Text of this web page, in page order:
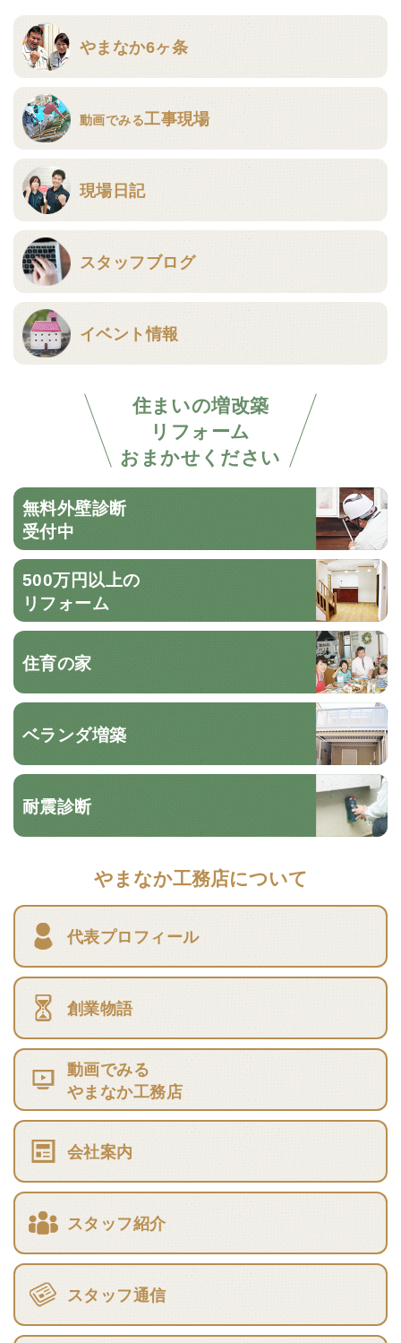
やまなか6ヶ条
動画でみる工事現場
現場日記
スタッフブログ
イベント情報
住まいの増改築
リフォーム
おまかせください
無料外壁診断
受付中
500万円以上の
リフォーム
住育の家
ベランダ増築
耐震診断
やまなか工務店について
代表プロフィール
創業物語
動画でみる
やまなか工務店
会社案内
スタッフ紹介
スタッフ通信